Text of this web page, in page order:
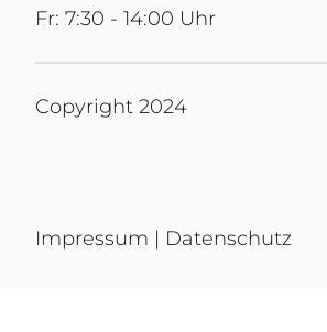
Fr: 7:30 - 14:00 Uhr
Copyright 2024
Impressum | Datenschutz